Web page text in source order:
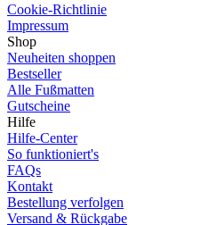
Cookie-Richtlinie
Impressum
Shop
Neuheiten shoppen
Bestseller
Alle Fußmatten
Gutscheine
Hilfe
Hilfe-Center
So funktioniert's
FAQs
Kontakt
Bestellung verfolgen
Versand & Rückgabe